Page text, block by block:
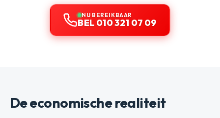
NU BEREIKBAAR
BEL 010 321 07 09
De economische realiteit